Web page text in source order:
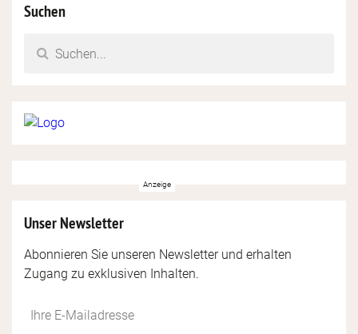
Suchen
Unser Newsletter
Abonnieren Sie unseren Newsletter und erhalten
Zugang zu exklusiven Inhalten.
Do
*Ihre